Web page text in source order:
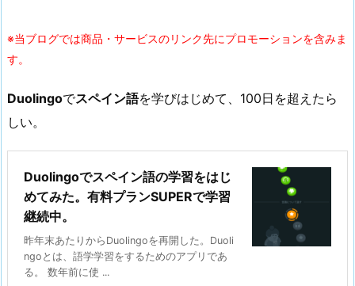
※当ブログでは商品・サービスのリンク先にプロモーションを含みま
す。
Duolingoでスペイン語を学びはじめて、100日を超えたら
しい。
Duolingoでスペイン語の学習をはじ
めてみた。有料プランSUPERで学習
継続中。
昨年末あたりからDuolingoを再開した。Duoli
ngoとは、語学学習をするためのアプリであ
る。 数年前に使 ...